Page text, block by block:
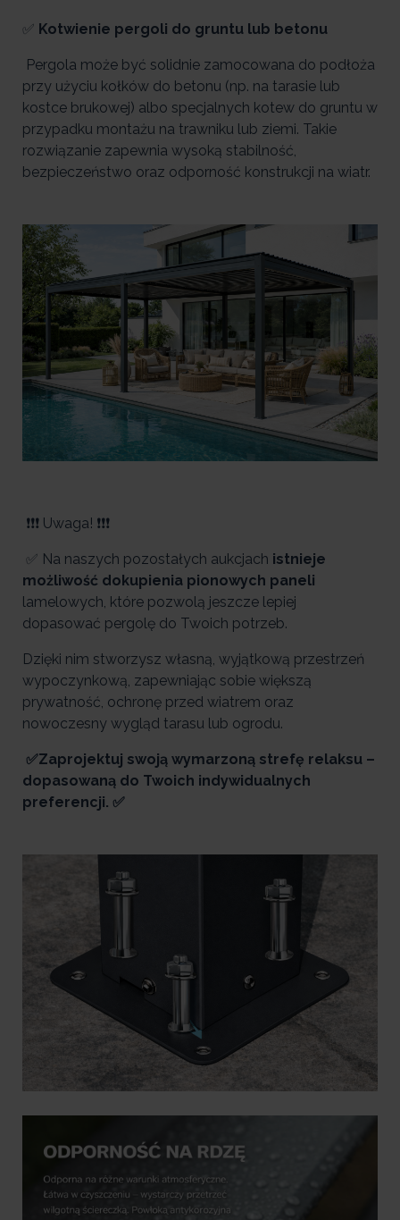
✅ Kotwienie pergoli do gruntu lub betonu
Pergola może być solidnie zamocowana do podłoża
przy użyciu kołków do betonu (np. na tarasie lub
kostce brukowej) albo specjalnych kotew do gruntu w
przypadku montażu na trawniku lub ziemi. Takie
rozwiązanie zapewnia wysoką stabilność,
bezpieczeństwo oraz odporność konstrukcji na wiatr.
❗❗❗ Uwaga! ❗❗❗
✅ Na naszych pozostałych aukcjach istnieje
możliwość dokupienia pionowych paneli
lamelowych, które pozwolą jeszcze lepiej
dopasować pergolę do Twoich potrzeb.
Dzięki nim stworzysz własną, wyjątkową przestrzeń
wypoczynkową, zapewniając sobie większą
prywatność, ochronę przed wiatrem oraz
nowoczesny wygląd tarasu lub ogrodu.
✅Zaprojektuj swoją wymarzoną strefę relaksu –
dopasowaną do Twoich indywidualnych
preferencji. ✅